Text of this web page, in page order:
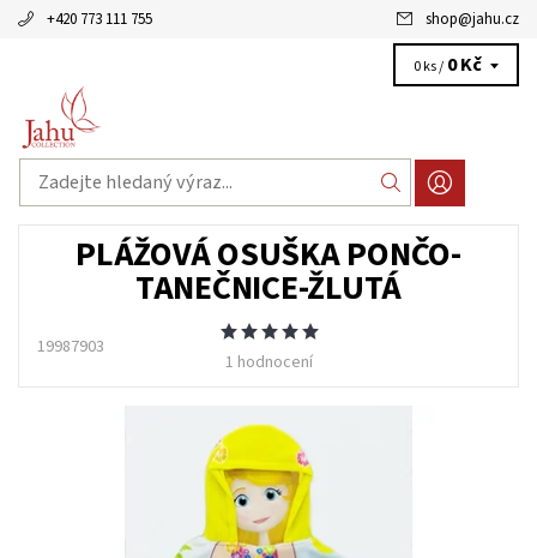
+420 773 111 755 shop@jahu.cz
0 ks / 0 Kč
PLÁŽOVÁ OSUŠKA PONČO-
TANEČNICE-ŽLUTÁ
19987903
1 hodnocení